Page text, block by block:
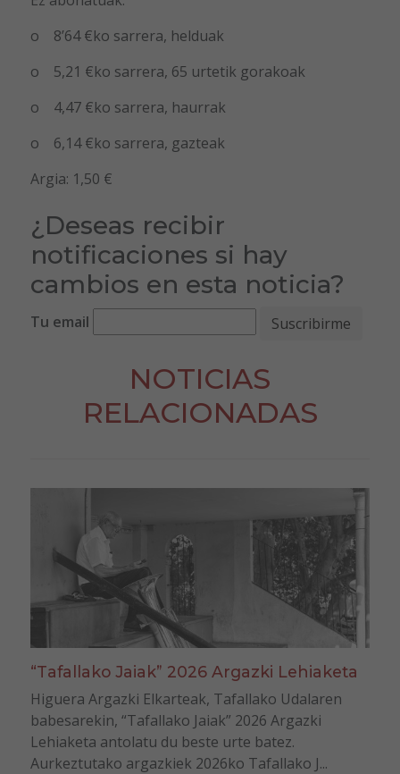
o 8’64 €ko sarrera, helduak
o 5,21 €ko sarrera, 65 urtetik gorakoak
o 4,47 €ko sarrera, haurrak
o 6,14 €ko sarrera, gazteak
Argia: 1,50 €
¿Deseas recibir
notificaciones si hay
cambios en esta noticia?
Tu email
NOTICIAS
RELACIONADAS
“Tafallako Jaiak” 2026 Argazki Lehiaketa
Higuera Argazki Elkarteak, Tafallako Udalaren
babesarekin, “Tafallako Jaiak” 2026 Argazki
Lehiaketa antolatu du beste urte batez.
Aurkeztutako argazkiek 2026ko Tafallako J...